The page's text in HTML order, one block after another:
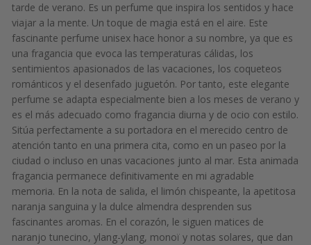
tarde de verano. Es un perfume que inspira los sentidos y hace
viajar a la mente. Un toque de magia está en el aire. Este
fascinante perfume unisex hace honor a su nombre, ya que es
una fragancia que evoca las temperaturas cálidas, los
sentimientos apasionados de las vacaciones, los coqueteos
románticos y el desenfado juguetón. Por tanto, este elegante
perfume se adapta especialmente bien a los meses de verano y
es el más adecuado como fragancia diurna y de ocio con estilo.
Sitúa perfectamente a su portadora en el merecido centro de
atención tanto en una primera cita, como en un paseo por la
ciudad o incluso en unas vacaciones junto al mar. Esta animada
fragancia permanece definitivamente en mi agradable
memoria. En la nota de salida, el limón chispeante, la apetitosa
naranja sanguina y la dulce almendra desprenden sus
fascinantes aromas. En el corazón, le siguen matices de
naranjo tunecino, ylang-ylang, monoï y notas solares, que dan